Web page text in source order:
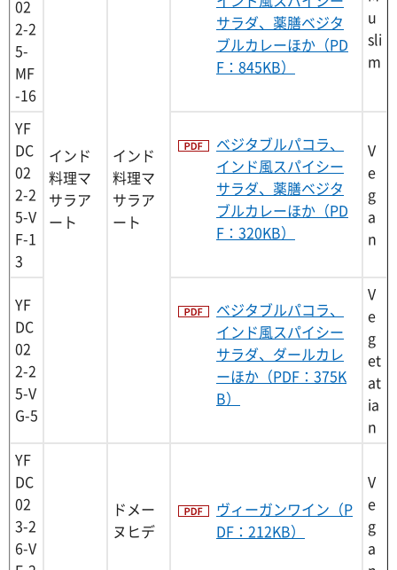
02
2-2
5-
MF
-16
インド
料理マ
サラア
ート
インド
料理マ
サラア
ート
サラダ、薬膳ベジタ
ブルカレーほか（PD
F：845KB）
u
sli
m
YF
DC
02
2-2
5-V
F-1
3
ベジタブルパコラ、
インド風スパイシー
サラダ、薬膳ベジタ
ブルカレーほか（PD
F：320KB）
V
e
g
a
n
YF
DC
02
2-2
5-V
G-5
ベジタブルパコラ、
インド風スパイシー
サラダ、ダールカレ
ーほか（PDF：375K
B）
V
e
g
et
at
ia
n
YF
DC
02
3-2
6-V
ドメー
ヌヒデ
ヴィーガンワイン（P
DF：212KB）
V
e
g
a